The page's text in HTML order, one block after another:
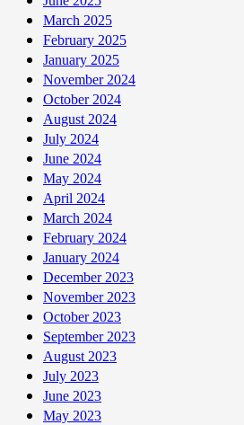
March 2025
February 2025
January 2025
November 2024
October 2024
August 2024
July 2024
June 2024
May 2024
April 2024
March 2024
February 2024
January 2024
December 2023
November 2023
October 2023
September 2023
August 2023
July 2023
June 2023
May 2023